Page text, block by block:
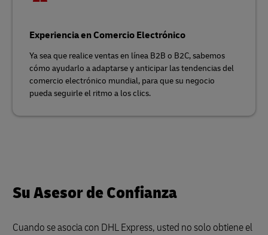
Experiencia en Comercio Electrónico
Ya sea que realice ventas en línea B2B o B2C, sabemos
cómo ayudarlo a adaptarse y anticipar las tendencias del
comercio electrónico mundial, para que su negocio
pueda seguirle el ritmo a los clics.
Su Asesor de Confianza
Cuando se asocia con DHL Express, usted no solo obtiene el